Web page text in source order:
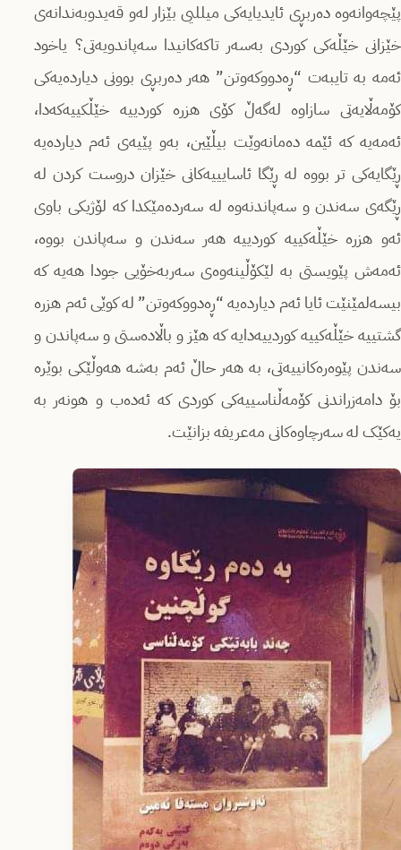
پێچەوانەوە دەربڕى ئایدیایەکى میللیی بێزار لەو قەیدوبەندانەى
خێزانى خێڵەکى کوردی بەسەر تاکەکانیدا سەپاندویەتى؟ یاخود
ئەمە بە تایبەت “ڕەدووکەوتن” هەر دەربڕى بوونى دیاردەیەکى
کۆمەڵایەتى سازاوە لەگەڵ کۆى هزرە کوردییە خێڵکییەکەدا،
ئەمەیە کە ئێمە دەمانەوێت بیڵێین، بەو پێیەى ئەم دیاردەیە
ڕێگایەکى تر بووە لە ڕێگا ئاسایییەکانى خێزان دروست کردن لە
ڕێگەى سەندن و سەپاندنەوە لە سەردەمێکدا کە لۆژیکى باوى
ئەو هزرە خێڵەکییە کوردییە هەر سەندن و سەپاندن بووە،
ئەمەش پێویستى بە لێکۆڵینەوەى سەربەخۆیى جودا هەیە کە
بیسەلمێنێت ئایا ئەم دیاردەیە “ڕەدووکەوتن” لە کوێى ئەم هزرە
گشتییە خێڵەکییە کوردییەدایە کە هێز و باڵادەستى و سەپاندن و
سەندن پێوەرەکانییەتى، بە هەر حاڵ ئەم بەشە هەوڵێکى بوێرە
بۆ دامەزراندنى کۆمەڵناسییەکى کوردى کە ئەدەب و هونەر بە
یەکێک لە سەرچاوەکانى مەعریفە بزانێت.